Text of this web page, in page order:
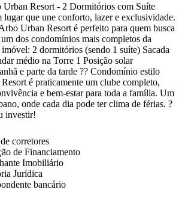
Urban Resort - 2 Dormitórios com Suíte
lugar que une conforto, lazer e exclusividade.
Urban Resort é perfeito para quem busca
dos condomínios mais completos da
2 dormitórios (sendo 1 suíte) Sacada
médio na Torre 1 Posição solar
e parte da tarde ?? Condomínio estilo
é praticamente um clube completo,
e bem-estar para toda a família. Um
onde cada dia pode ter clima de férias. ?
investir!